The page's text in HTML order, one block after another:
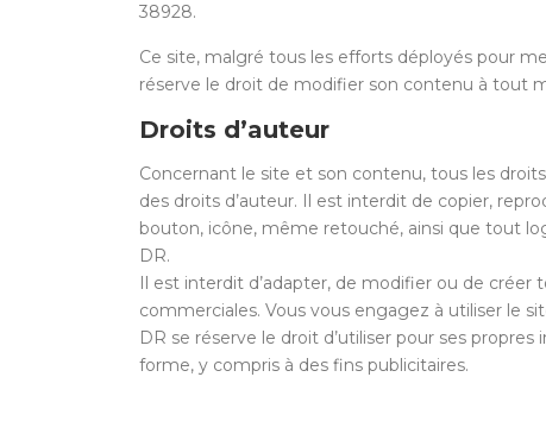
38928.
Ce site, malgré tous les efforts déployés pour
réserve le droit de modifier son contenu à tout
Droits d’auteur
Concernant le site et son contenu, tous les
des droits d’auteur. Il est interdit de copier,
bouton, icône, même retouché, ainsi que tout
DR.
Il est interdit d’adapter, de modifier ou de créer
commerciales. Vous vous engagez à utiliser le
DR se réserve le droit d’utiliser pour ses
forme, y compris à des fins publicitaires.